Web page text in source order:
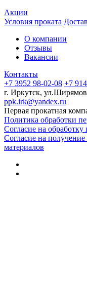
Акции
Условия проката
О компании
Отзывы
Вакансии
Контакты
+7 3952 98-02-08 +7
г. Иркутск,
ppk.irk@yandex.ru
Первая прокатная
Политика обработки
Согласие на
Согласие на
материалов